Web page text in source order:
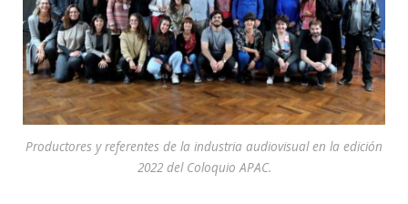
Productores y referentes de la industria audiovisual en la edición
2022 del Coloquio APAC.